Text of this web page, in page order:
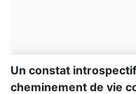
Un constat
cheminement de vie